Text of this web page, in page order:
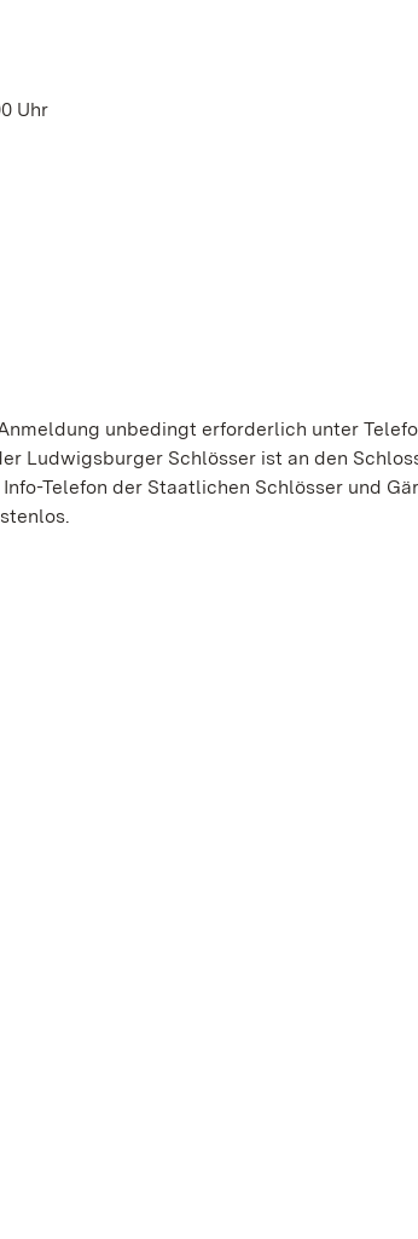
Uhr
unbedingt erforderlich unter
Ludwigsburger Schlösser ist an den
Telefon der Staatlichen Schlösser und